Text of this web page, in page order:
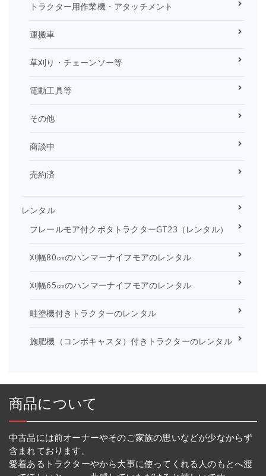
トラクター用作業機・アタッチメント
運搬車
草刈り・チェーンソー等
電動工具等
その他
商談中
売約済
レンタル
フレールモア付クボタトラクターGT23（レンタル）
刈幅80㎝のハンマーナイフモアのレンタル
刈幅65㎝のハンマーナイフモアのレンタル
畦塗機付きトラクターのレンタル
施肥機（コンポキャスタ）付きトラクターのレンタル
商品について
中古品には前オーナーやそのご家族の思いなどが少なからず
含まれております。
愛着あるトラクターやから大事に使ってくれる人のもとへ渡